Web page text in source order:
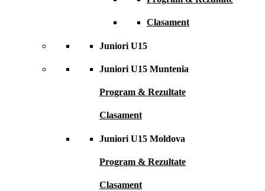
Clasament
Juniori U15
Juniori U15 Muntenia
Program & Rezultate
Clasament
Juniori U15 Moldova
Program & Rezultate
Clasament